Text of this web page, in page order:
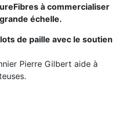
à commercialiser
échelle.
de paille avec le soutien
Pierre Gilbert aide à